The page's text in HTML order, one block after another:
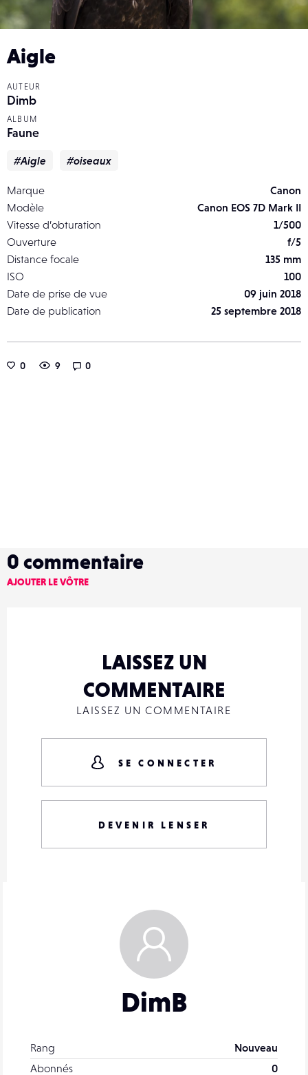
Aigle
AUTEUR
Dimb
ALBUM
Faune
#Aigle #oiseaux
Marque
Canon
Modèle
Canon EOS 7D Mark II
Vitesse d’obturation
1/500
Ouverture
f/5
Distance focale
135 mm
ISO
100
Date de prise de vue
09 juin 2018
Date de publication
25 septembre 2018
0 9 0
DimB
Rang
Nouveau
Abonnés
0
0 commentaire
AJOUTER LE VÔTRE
LAISSEZ UN
COMMENTAIRE
LAISSEZ UN COMMENTAIRE
SE CONNECTER
DEVENIR LENSER